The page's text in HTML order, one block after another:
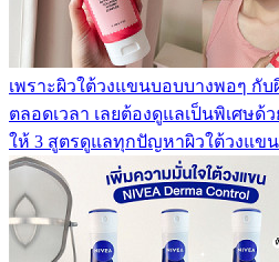
เพราะผิวใต้วงแขนบอบบางพอๆ กั
ตลอดเวลา เลยต้องดูแลเป็นพิเศษด้ว
ให้ 3 สูตรดูแลทุกปัญหาผิวใต้วงแข